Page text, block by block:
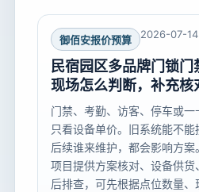
御佰安报价预算 2026-07-14
民宿园区多品牌门锁门
现场怎么判断，补充核
门禁、考勤、访客、停车或
只看设备单价。旧系统能不能
后续谁来维护，都会影响方
项目提供方案核对、设备供货
后排查，可先根据点位数量